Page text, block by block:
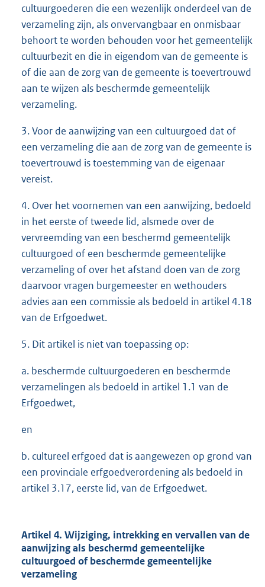
cultuurgoederen die een wezenlijk onderdeel van de
verzameling zijn, als onvervangbaar en onmisbaar
behoort te worden behouden voor het gemeentelijk
cultuurbezit en die in eigendom van de gemeente is
of die aan de zorg van de gemeente is toevertrouwd
aan te wijzen als beschermde gemeentelijk
verzameling.
3. Voor de aanwijzing van een cultuurgoed dat of
een verzameling die aan de zorg van de gemeente is
toevertrouwd is toestemming van de eigenaar
vereist.
4. Over het voornemen van een aanwijzing, bedoeld
in het eerste of tweede lid, alsmede over de
vervreemding van een beschermd gemeentelijk
cultuurgoed of een beschermde gemeentelijke
verzameling of over het afstand doen van de zorg
daarvoor vragen burgemeester en wethouders
advies aan een commissie als bedoeld in artikel 4.18
van de Erfgoedwet.
5. Dit artikel is niet van toepassing op:
a. beschermde cultuurgoederen en beschermde
verzamelingen als bedoeld in artikel 1.1 van de
Erfgoedwet,
en
b. cultureel erfgoed dat is aangewezen op grond van
een provinciale erfgoedverordening als bedoeld in
artikel 3.17, eerste lid, van de Erfgoedwet.
Artikel 4. Wijziging, intrekking en vervallen van de
aanwijzing als beschermd gemeentelijke
cultuurgoed of beschermde gemeentelijke
verzameling